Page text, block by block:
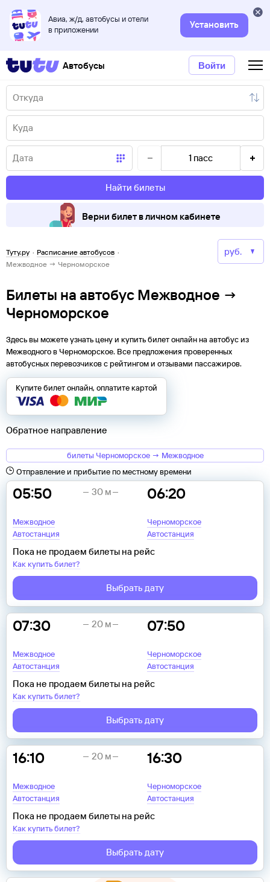
Авиа, ж/д, автобусы и отели
в приложении
Установить
Автобусы Войти
1 пасс
Найти билеты
Верни билет в личном кабинете
Туту.ру · Расписание автобусов ·
Межводное → Черноморское
Билеты на автобус Межводное →
Черноморское
Здесь вы можете узнать цену и купить билет онлайн на автобус из
МежводноговЧерноморское. Все предложения проверенных
автобусных перевозчиков с рейтингом и отзывами пассажиров.
Купите билет онлайн, оплатите картой
Обратное направление
билеты Черноморское → Межводное
Отправление и прибытие по местному времени
05:50
Межводное
Автостанция
06:20
Черноморское
Автостанция
30 м
Пока не продаем билеты на рейс
Как купить билет?
Выбрать дату
07:30
Межводное
Автостанция
07:50
Черноморское
Автостанция
20 м
Пока не продаем билеты на рейс
Как купить билет?
Выбрать дату
16:10
Межводное
Автостанция
16:30
Черноморское
Автостанция
20 м
Пока не продаем билеты на рейс
Как купить билет?
Выбрать дату